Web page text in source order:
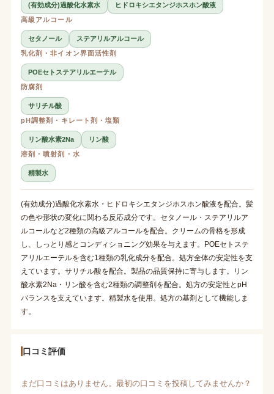
(有効成分)過酸化水素水
ヒドロキシエタンジホスホン酸液
高級アルコール
セタノール
ステアリルアルコール
乳化剤・非イオン界面活性剤
POEセトステアリルエーテル
防腐剤
サリチル酸
pH調整剤・キレート剤・塩類
リン酸水素2Na
リン酸
溶剤・噴射剤・水
精製水
(有効成分)過酸化水素水・ヒドロキシエタンジホスホン酸液を配合。髪
の色や形状の変化に関わる反応成分です。セタノール・ステアリルア
ルコールなど2種類の高級アルコールを配合。クリームの骨格を形成
し、しっとり感とコンディショニング効果を与えます。POEセトステ
アリルエーテルを含む1種類の乳化成分を配合。処方全体の安定性を支
えています。サリチル酸を配合。製品の品質保持に寄与します。リン
酸水素2Na・リン酸を含む2種類の調整剤を配合。処方の安定性とpH
バランスを支えています。精製水を使用。処方の基剤として機能しま
す。
口コミ評価
まだ口コミはありません。最初の口コミを投稿してみませんか？